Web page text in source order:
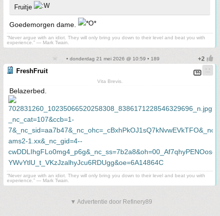
Fruitje
Goedemorgen dame.
“Never argue with an idiot. They will only bring you down to their level and beat you with
experience.” ― Mark Twain.
• donderdag 21 mei 2026 @ 10:59 • 189
FreshFruit
Vita Brevis.
Belazerbed.
“Never argue with an idiot. They will only bring you down to their level and beat you with
experience.” ― Mark Twain.
▼ Advertentie door Refinery89